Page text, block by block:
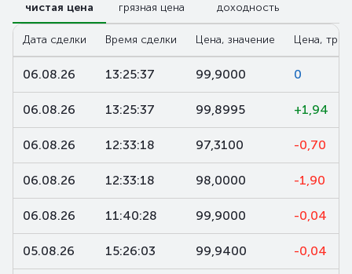
чистая цена грязная цена доходность
Дата сделки Время сделки Цена, значение Цена,
06.08.26 13:25:37 99,9000 0
06.08.26 13:25:37 99,8995 +1,94
06.08.26 12:33:18 97,3100 -0,70
06.08.26 12:33:18 98,0000 -1,90
06.08.26 11:40:28 99,9000 -0,04
05.08.26 15:26:03 99,9400 -0,04